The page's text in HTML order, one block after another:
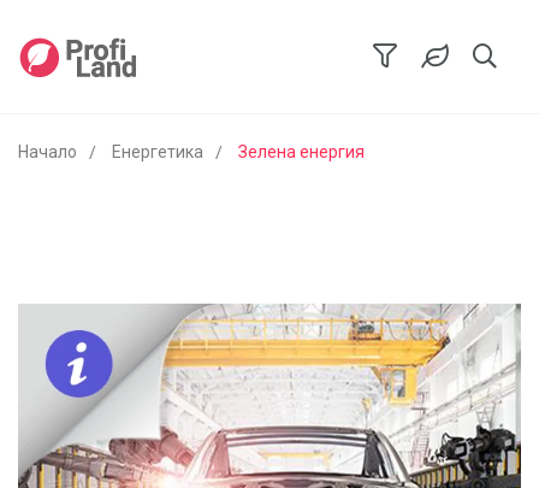
Начало Енергетика Зелена енергия